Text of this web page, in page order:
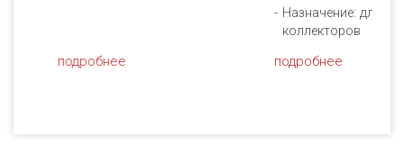
подробнее
Назначение: для
коллекторов
подробнее